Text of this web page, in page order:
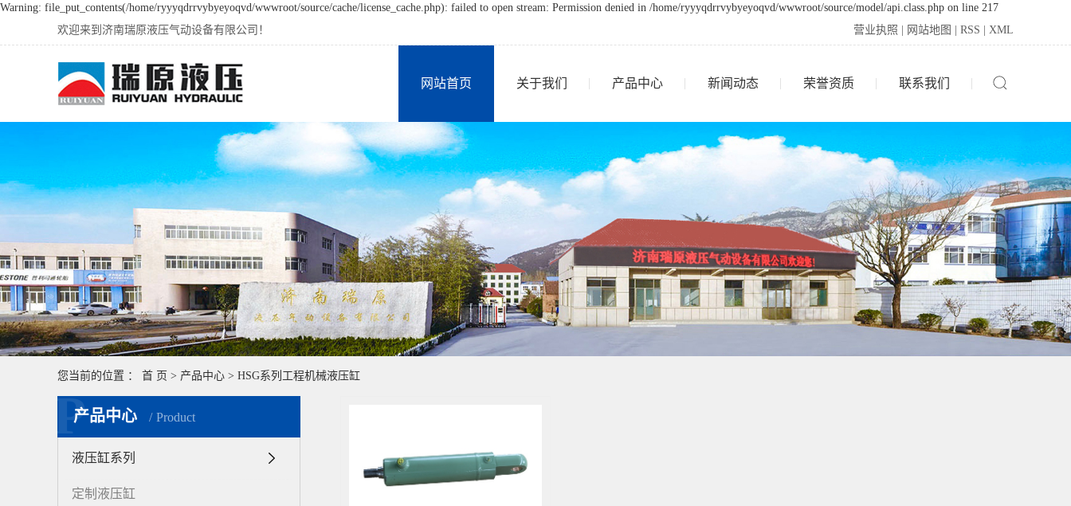
Warning: file_put_contents(/home/ryyyqdrrvybyeyoqvd/wwwroot/source/cache/license_cache.php): failed to open stream: Permission denied in /home/ryyyqdrrvybyeyoqvd/wwwroot/source/model/api.class.php on line 217
欢迎来到济南瑞原液压气动设备有限公司！
营业执照 网站地图 RSS XML
网站首页 关于我们 产品中心 新闻动态 荣誉资质 联系我们
您当前的位置 ： 首 页 > 产品中心 > HSG系列工程机械液压缸
产品中心 Product
P
液压缸系列
定制液压缸